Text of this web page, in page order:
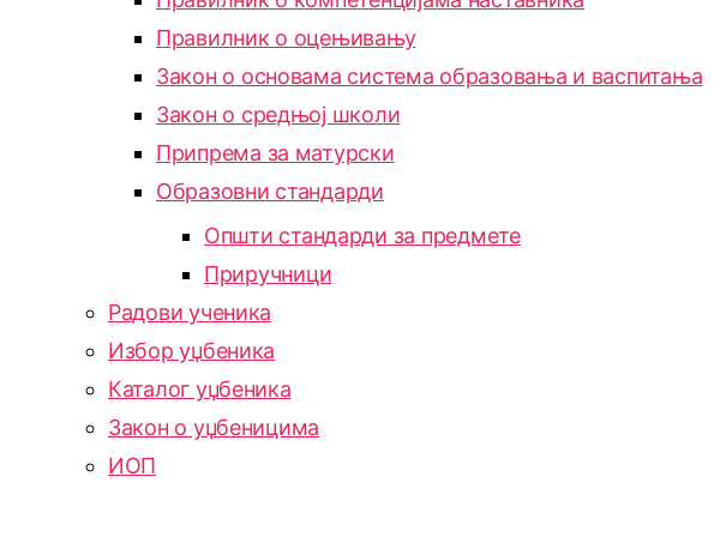
Правилник о оцењивању
Закон о основама система образовања и васпитања
Закон о средњој школи
Припрема за матурски
Образовни стандарди
Општи стандарди за предмете
Приручници
Радови ученика
Избор уџбеника
Каталог уџбеника
Закон о уџбеницима
ИОП